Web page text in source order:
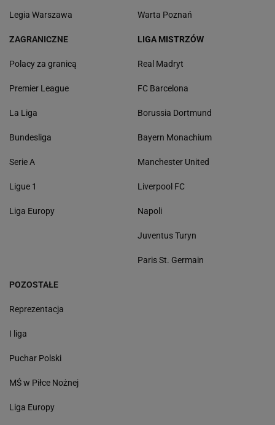
Legia Warszawa Warta Poznań
ZAGRANICZNE
Polacy za granicą
Premier League
La Liga
Bundesliga
Serie A
Ligue 1
Liga Europy
LIGA MISTRZÓW
Real Madryt
FC Barcelona
Borussia Dortmund
Bayern Monachium
Manchester United
Liverpool FC
Napoli
Juventus Turyn
Paris St. Germain
POZOSTAŁE
Reprezentacja
I liga
Puchar Polski
MŚ w Piłce Nożnej
Liga Europy